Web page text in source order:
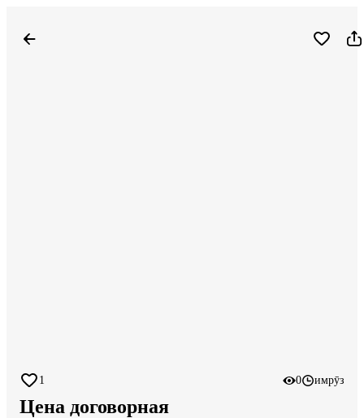
1 0 имрӯз
Цена договорная